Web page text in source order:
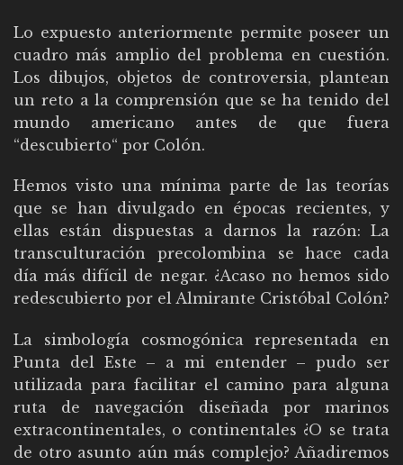
Lo expuesto anteriormente permite poseer un
cuadro más amplio del problema en cuestión.
Los dibujos, objetos de controversia, plantean
un reto a la comprensión que se ha tenido del
mundo americano antes de que fuera
“descubierto“ por Colón.
Hemos visto una mínima parte de las teorías
que se han divulgado en épocas recientes, y
ellas están dispuestas a darnos la razón: La
transculturación precolombina se hace cada
día más difícil de negar. ¿Acaso no hemos sido
redescubierto por el Almirante Cristóbal Colón?
La simbología cosmogónica representada en
Punta del Este – a mi entender – pudo ser
utilizada para facilitar el camino para alguna
ruta de navegación diseñada por marinos
extracontinentales, o continentales ¿O se trata
de otro asunto aún más complejo? Añadiremos